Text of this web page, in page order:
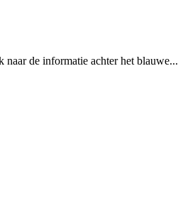
naar de informatie achter het blauwe...